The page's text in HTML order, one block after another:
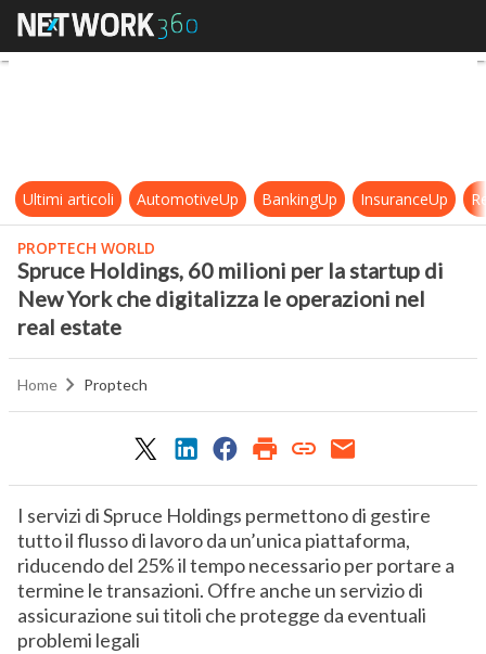
Spruce Holdings, 60 milioni per la
Ultimi articoli AutomotiveUp BankingUp InsuranceUp
PROPTECH WORLD
Spruce Holdings, 60 milioni per la startup di
New York che digitalizza le operazioni nel
real estate
Home Proptech
I servizi di Spruce Holdings permettono di gestire
tutto il flusso di lavoro da un’unica piattaforma,
riducendo del 25% il tempo necessario per portare a
termine le transazioni. Offre anche un servizio di
assicurazione sui titoli che protegge da eventuali
problemi legali